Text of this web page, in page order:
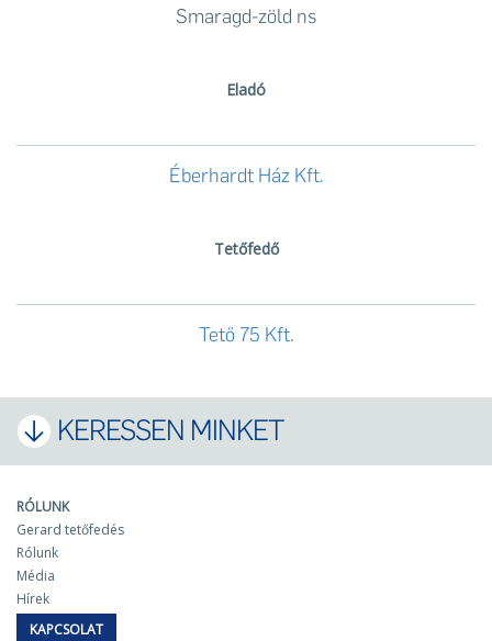
Smaragd-zöld ns
Eladó
Éberhardt Ház Kft.
Tetőfedő
Tető 75 Kft.
KERESSEN MINKET
RÓLUNK
Gerard tetőfedés
Rólunk
Média
Hírek
KAPCSOLAT